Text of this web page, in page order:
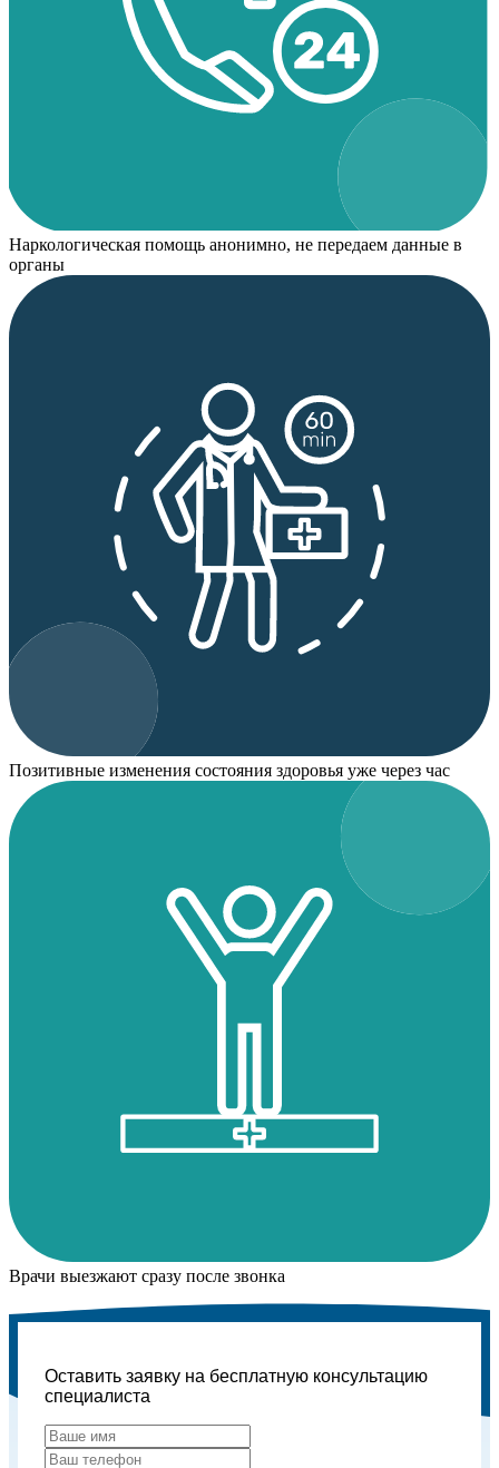
Наркологическая помощь анонимно, не передаем данные в
органы
Позитивные изменения состояния здоровья уже через час
Врачи выезжают сразу после звонка
Оставить заявку на бесплатную консультацию
специалиста